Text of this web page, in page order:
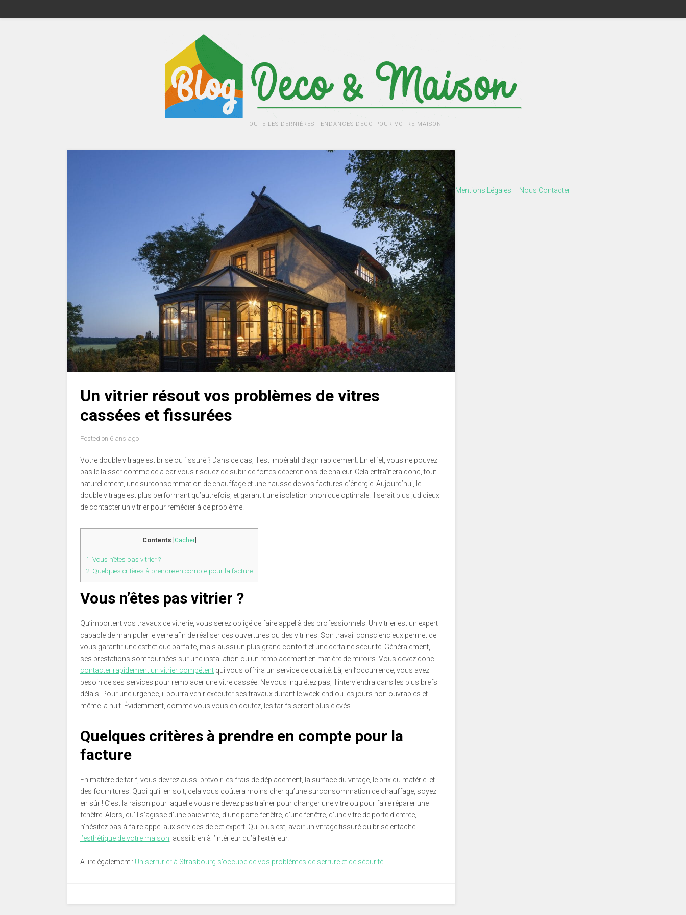
TOUTE LES DERNIÈRES TENDANCES DÉCO POUR VOTRE MAISON
Un vitrier résout vos problèmes de vitres
cassées et fissurées
Posted on 6 ans ago
Votre double vitrage est brisé ou fissuré ? Dans ce cas, il est impératif d’agir rapidement. En effet, vous ne pouvez
pas le laisser comme cela car vous risquez de subir de fortes déperditions de chaleur. Cela entraînera donc, tout
naturellement, une surconsommation de chauffage et une hausse de vos factures d’énergie. Aujourd’hui, le
double vitrage est plus performant qu’autrefois, et garantit une isolation phonique optimale. Il serait plus judicieux
de contacter un vitrier pour remédier à ce problème.
Contents Cacher]
1. Vous n’êtes pas vitrier ?
2. Quelques critères à prendre en compte pour la facture
Vous n’êtes pas vitrier ?
Qu’importent vos travaux de vitrerie, vous serez obligé de faire appel à des professionnels. Un vitrier est un expert
capable de manipuler le verre afin de réaliser des ouvertures ou des vitrines. Son travail consciencieux permet de
vous garantir une esthétique parfaite, mais aussi un plus grand confort et une certaine sécurité. Généralement,
ses prestations sont tournées sur une installation ou un remplacement en matière de miroirs. Vous devez donc
contacter rapidement un vitrier compétent qui vous offrira un service de qualité. Là, en l’occurrence, vous avez
besoin de ses services pour remplacer une vitre cassée. Ne vous inquiétez pas, il interviendra dans les plus brefs
délais. Pour une urgence, il pourra venir exécuter ses travaux durant le week-end ou les jours non ouvrables et
même la nuit. Évidemment, comme vous vous en doutez, les tarifs seront plus élevés.
Quelques critères à prendre en compte pour la
facture
En matière de tarif, vous devrez aussi prévoir les frais de déplacement, la surface du vitrage, le prix du matériel et
des fournitures. Quoi qu’il en soit, cela vous coûtera moins cher qu’une surconsommation de chauffage, soyez
en sûr ! C’est la raison pour laquelle vous ne devez pas traîner pour changer une vitre ou pour faire réparer une
fenêtre. Alors, qu’il s’agisse d’une baie vitrée, d’une porte-fenêtre, d’une fenêtre, d’une vitre de porte d’entrée,
n’hésitez pas à faire appel aux services de cet expert. Qui plus est, avoir un vitrage fissuré ou brisé entache
l’esthétique de votre maison , aussi bien à l’intérieur qu’à l’extérieur.
A lire également : Un serrurier à Strasbourg s’occupe de vos problèmes de serrure et de sécurité
Mentions Légales – Nous Contacter